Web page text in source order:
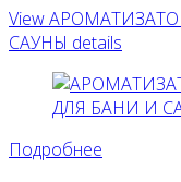
View
САУНЫ details
Подробнее